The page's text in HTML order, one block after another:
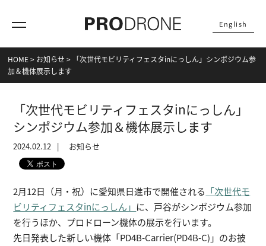
English
HOME> お知らせ > 「次世代モビリティフェスタinにっしん」シンポジウム参
加＆機体展示します
「次世代モビリティフェスタinにっしん」
シンポジウム参加＆機体展示します
2024.02.12 お知らせ
2月12日（月・祝）に愛知県日進市で開催される 「次世代モ
ビリティフェスタinにっしん」 に、戸谷がシンポジウム参加
を行うほか、プロドローン機体の展示を行います。
先日発表した新しい機体「PD4B-Carrier(PD4B-C)」のお披